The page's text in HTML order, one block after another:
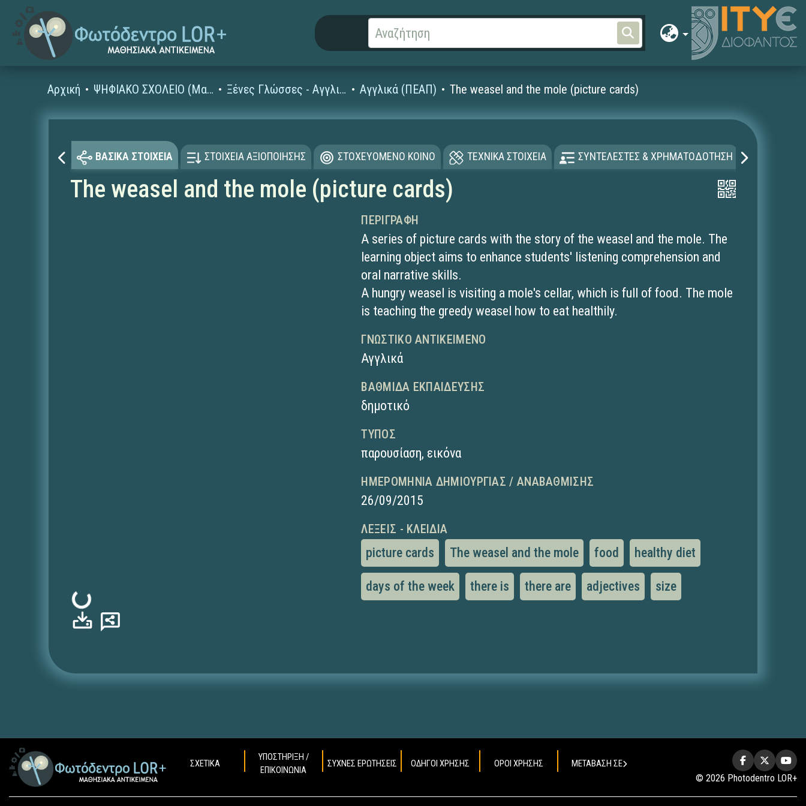
Αρχική ΨΗΦΙΑΚΟ ΣΧΟΛΕΙΟ (Μαθησιακά Αντικείμενα) Ξένες Γλώσσες - Αγγλικά Αγγλικά (ΠΕΑΠ) The weasel and the mole (picture cards)
ΒΑΣΙΚΑ ΣΤΟΙΧΕΙΑ ΣΤΟΙΧΕΙΑ ΑΞΙΟΠΟΙΗΣΗΣ ΣΤΟΧΕΥΟΜΕΝΟ ΚΟΙΝΟ ΤΕΧΝΙΚΑ ΣΤΟΙΧΕΙΑ ΣΥΝΤΕΛΕΣΤΕΣ & ΧΡΗΜΑΤΟΔΟΤΗΣΗ
The weasel and the mole (picture cards)
Φόρτωση...
ΠΕΡΙΓΡΑΦΉ
A series of picture cards with the story of the weasel and the mole. The
learning object aims to enhance students' listening comprehension and
oral narrative skills.
A hungry weasel is visiting a mole's cellar, which is full of food. The mole
is teaching the greedy weasel how to eat healthily.
ΓΝΩΣΤΙΚΌ ΑΝΤΙΚΕΊΜΕΝΟ
Αγγλικά
ΒΑΘΜΊΔΑ ΕΚΠΑΊΔΕΥΣΗΣ
δημοτικό
ΤΎΠΟΣ
παρουσίαση, εικόνα
ΗΜΕΡΟΜΗΝΊΑ ΔΗΜΙΟΥΡΓΊΑΣ / ΑΝΑΒΆΘΜΙΣΗΣ
26/09/2015
ΛΈΞΕΙΣ - ΚΛΕΙΔΙΆ
picture cards The weasel and the mole food healthy diet
days of the week there is there are adjectives size
ΣΧΕΤΙΚΑ
ΥΠΟΣΤΗΡΙΞΗ /
ΕΠΙΚΟΙΝΩΝΙΑ
ΣΥΧΝΕΣ ΕΡΩΤΗΣΕΙΣ ΟΔΗΓΟΙ ΧΡΗΣΗΣ ΟΡΟΙ ΧΡΗΣΗΣ ΜΕΤΑΒΑΣΗ ΣΕ
© 2026 Photodentro LOR+